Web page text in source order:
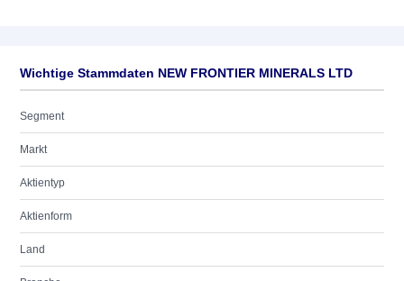
Wichtige Stammdaten NEW FRONTIER MINERALS LTD
Segment
Markt
Aktientyp
Aktienform
Land